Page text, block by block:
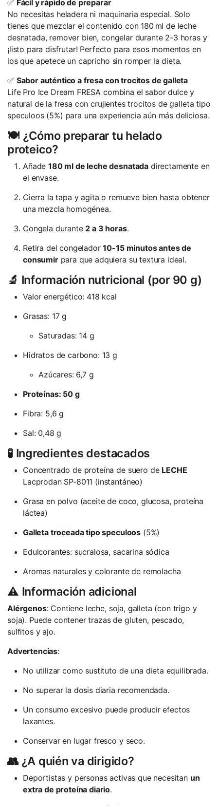
✅ Fácil y rápido de preparar
No necesitas heladera ni maquinaria especial. Solo
tienes que mezclar el contenido con 180 ml de leche
desnatada, remover bien, congelar durante 2-3 horas y
¡listo para disfrutar! Perfecto para esos momentos en
los que apetece un capricho sin romper la dieta.
✅ Sabor auténtico a fresa con trocitos de galleta
Life Pro Ice Dream FRESA combina el sabor dulce y
natural de la fresa con crujientes trocitos de galleta tipo
speculoos (5%) para una experiencia aún más deliciosa.
🍽 ¿Cómo preparar tu helado
proteico?
Añade180 ml de leche desnatada directamente en
el envase.
Cierra la tapa y agita o remueve bien hasta obtener
una mezcla homogénea.
Congela durante 2 a 3 horas.
Retira del congelador10-15 minutos antes de
consumirpara que adquiera su textura ideal.
🔬 Información nutricional (por 90 g)
Valor energético: 418 kcal
Grasas: 17 g
Saturadas: 14 g
Hidratos de carbono: 13 g
Azúcares: 6,7 g
Proteínas: 50 g
Fibra: 5,6 g
Sal: 0,48 g
🧪 Ingredientes destacados
Concentrado de proteína de suero de LECHE
Lacprodan SP-8011 (instantáneo)
Grasa en polvo (aceite de coco, glucosa, proteína
láctea)
Galleta troceada tipo speculoos (5%)
Edulcorantes: sucralosa, sacarina sódica
Aromas naturales y colorante de remolacha
⚠️ Información adicional
Alérgenos: Contiene leche, soja, galleta (con trigo y
soja). Puede contener trazas de gluten, pescado,
sulfitos y ajo.
Advertencias:
No utilizar como sustituto de una dieta equilibrada.
No superar la dosis diaria recomendada.
Un consumo excesivo puede producir efectos
laxantes.
Conservar en lugar fresco y seco.
👥 ¿A quién va dirigido?
Deportistas y personas activas que necesitan un
extra de proteína diario.